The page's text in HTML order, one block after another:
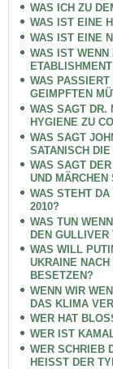
WAS ICH ZU
WAS IST EINE
WAS IST EINE
WAS IST WENN
WAS
GEIMPFTEN
WAS SAGT DR.
HYGIENE ZU
WAS SAGT
SATANISCH
WAS SAGT
UND MÄRCHEN
WAS STEHT
2010?
WAS TUN
DEN GULLIVER
WAS WILL
UKRAINE
BESETZEN?
WENN WIR
DAS KLIMA
WER HAT
WER IST
WER SCHRIEB
HEISST DER